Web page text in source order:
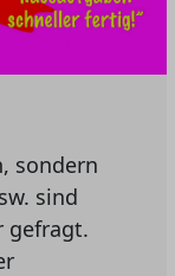
sondern
sind
gefragt.